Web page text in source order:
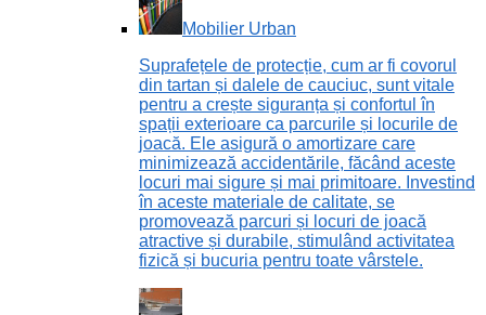
Mobilier Urban
Suprafețele de protecție, cum ar fi covorul
din tartan și dalele de cauciuc, sunt vitale
pentru a crește siguranța și confortul în
spații exterioare ca parcurile și locurile de
joacă. Ele asigură o amortizare care
minimizează accidentările, făcând aceste
locuri mai sigure și mai primitoare. Investind
în aceste materiale de calitate, se
promovează parcuri și locuri de joacă
atractive și durabile, stimulând activitatea
fizică și bucuria pentru toate vârstele.